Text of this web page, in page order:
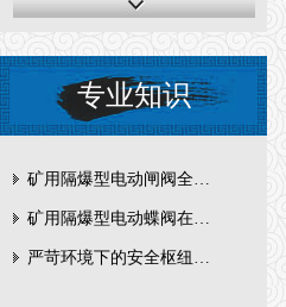
专业知识
矿用隔爆型电动闸阀全周期维护与故障排查要点
矿用隔爆型电动蝶阀在瓦斯管道控制中的防爆设计与安全标准解析
严苛环境下的安全枢纽：矿用隔爆型电动闸阀的技术剖析